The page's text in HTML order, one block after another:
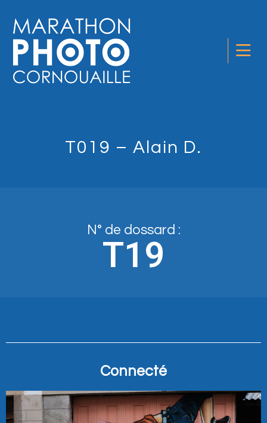
T019 – Alain D.
N° de dossard :
T19
Connecté